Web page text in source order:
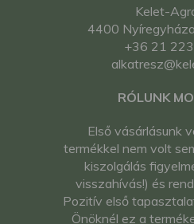
Kelet-
4400
+36 21
RÓLUNK
Első vásárlásunk
termékkel nem volt
kiszolgálás
visszahívás!) és
Pozitív első
Önöknél ez a